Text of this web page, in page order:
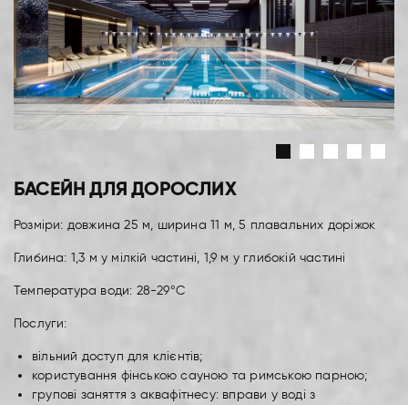
БАСЕЙН ДЛЯ ДОРОСЛИХ
Розміри: довжина 25 м, ширина 11 м, 5 плавальних доріжок
Глибина: 1,3 м у мілкій частині, 1,9 м у глибокій частині
Температура води: 28-29°C
Послуги:
вільний доступ для клієнтів;
користування фінською сауною та римською парною;
групові заняття з аквафітнесу: вправи у воді з